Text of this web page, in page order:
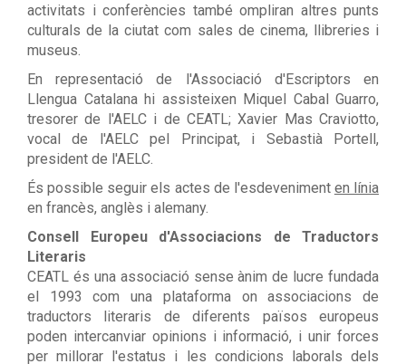
activitats i conferències també ompliran altres punts
culturals de la ciutat com sales de cinema, llibreries i
museus.
En representació de l'Associació d'Escriptors en
Llengua Catalana hi assisteixen Miquel Cabal Guarro,
tresorer de l'AELC i de CEATL; Xavier Mas Craviotto,
vocal de l'AELC pel Principat, i Sebastià Portell,
president de l'AELC.
És possible seguir els actes de l'esdeveniment en línia
en francès, anglès i alemany.
Consell Europeu d'Associacions de Traductors
Literaris
CEATL és una associació sense ànim de lucre fundada
el 1993 com una plataforma on associacions de
traductors literaris de diferents països europeus
poden intercanviar opinions i informació, i unir forces
per millorar l'estatus i les condicions laborals dels